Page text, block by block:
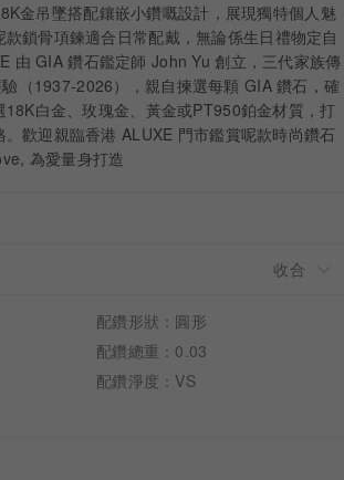
預約來店
金吊墜搭配鑲嵌小鑽嘅設計，展現獨特個人魅
鎖骨項鍊適合日常配戴，無論係生日禮物定自
由 GIA 鑽石鑑定師 John Yu 創立，三代家族傳
（1937-2026），親自揀選每顆 GIA 鑽石，確
白金、玫瑰金、黃金或PT950鉑金材質，打
歡迎親臨香港 ALUXE 門市鑑賞呢款時尚鑽石
為愛量身打造
配鑽形狀：圓形
配鑽總重：0.03
配鑽淨度：VS